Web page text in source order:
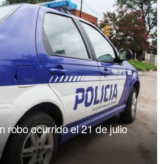
robo ocurrido el 21 de julio